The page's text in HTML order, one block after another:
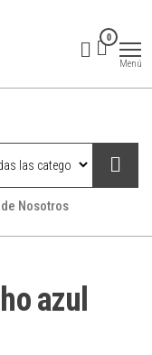
0
Menú
Nosotros
azul